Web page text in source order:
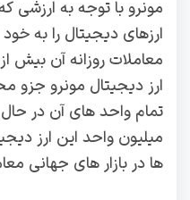
ارزهای دیجیتال را به
ارز دیجیتال مونرو جزو
میلیون واحد این ارز
ها در بازار های جهانی